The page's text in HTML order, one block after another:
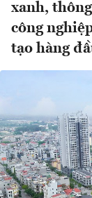
xanh,
công
tạo hàng